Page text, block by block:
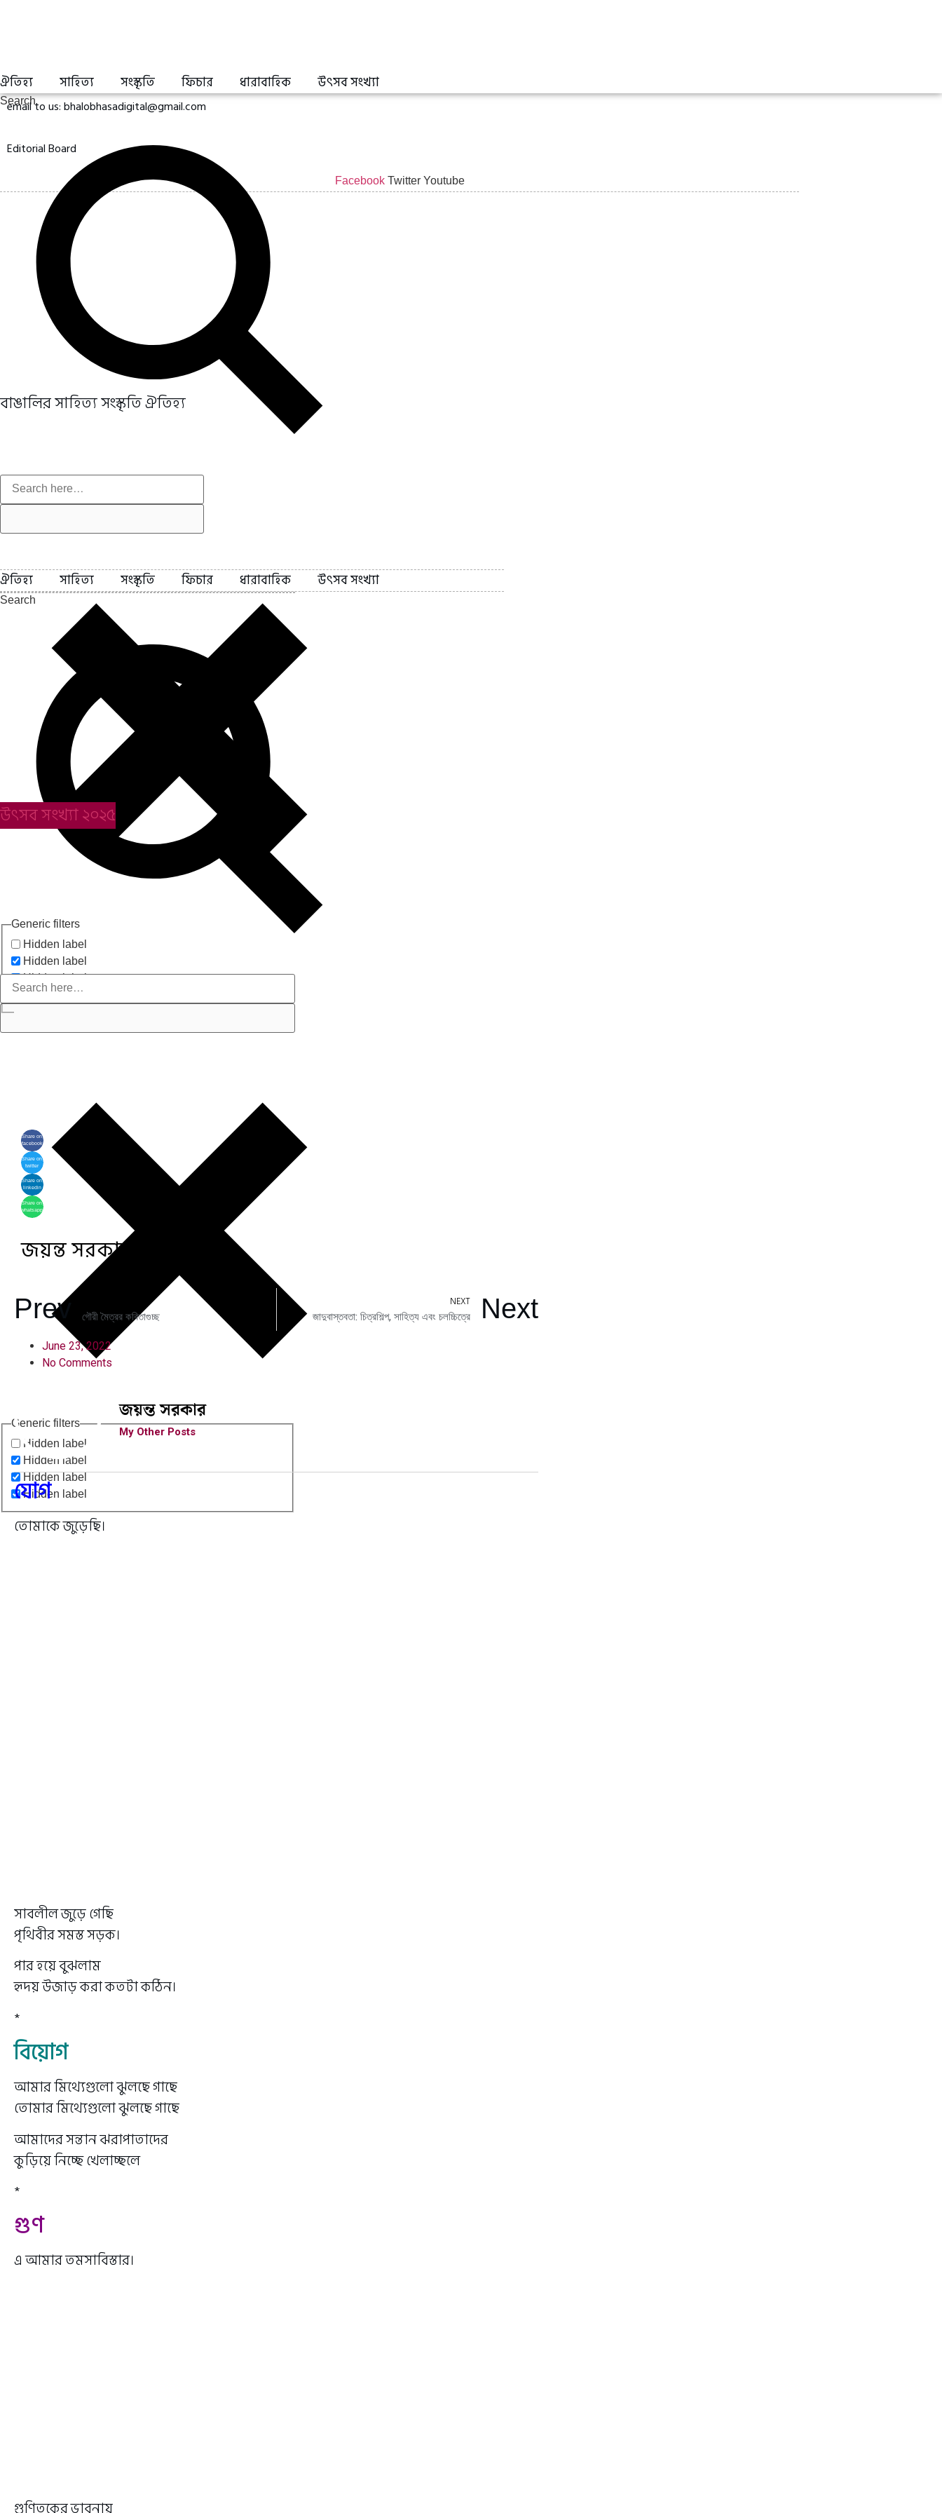
ঐতিহ্য সাহিত্য সংস্কৃতি ফিচার ধারাবাহিক উৎসব সংখ্যা
Search
Generic filters
Hidden label
Hidden label
Hidden label
Hidden label
email to us: bhalobhasadigital@gmail.com
Editorial Board
FacebookTwitterYoutube
বাঙালির সাহিত্য সংস্কৃতি ঐতিহ্য
ঐতিহ্য সাহিত্য সংস্কৃতি ফিচার ধারাবাহিক উৎসব সংখ্যা
Search
Generic filters
Hidden label
Hidden label
Hidden label
Hidden label
উৎসব সংখ্যা ২০২৫
Share on
facebook
Share on
twitter
Share on
linkedin
Share on
whatsapp
জয়ন্ত সরকারের কবিতা
Prev
গৌরী মৈত্রর কবিতাগুচ্ছ
NEXT
জাদুবাস্তবতা: চিত্রশিল্প, সাহিত্য এবং চলচ্চিত্রে
Next
June 23, 2022
No Comments
জয়ন্ত সরকার
My Other Posts
যোগ
তোমাকে জুড়েছি।
সাবলীল জুড়ে গেছি
পৃথিবীর সমস্ত সড়ক।
পার হয়ে বুঝলাম
হৃদয় উজাড় করা কতটা কঠিন।
*
বিয়োগ
আমার মিথ্যেগুলো ঝুলছে গাছে
তোমার মিথ্যেগুলো ঝুলছে গাছে
আমাদের সন্তান ঝরাপাতাদের
কুড়িয়ে নিচ্ছে খেলাচ্ছলে
*
গুণ
এ আমার তমসাবিস্তার।